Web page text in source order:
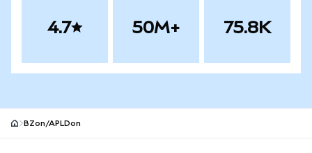
4.7 50M+ 75.8K
BZon/APLDon